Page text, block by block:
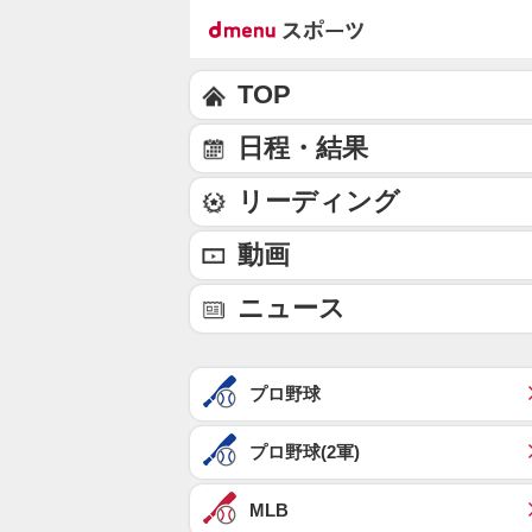
TOP
日程・結果
リーディング
動画
ニュース
プロ野球
プロ野球(2軍)
MLB